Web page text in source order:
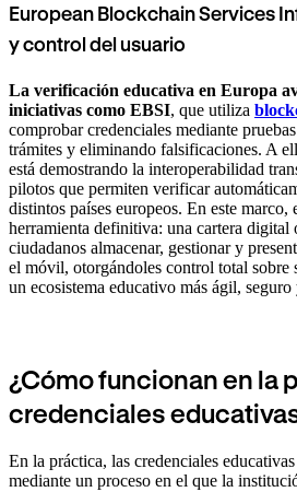
European Blockchain Services
y control del usuario
La verificación educativa en Europa
iniciativas como EBSI, que utiliza
comprobar credenciales mediante
trámites y eliminando falsificaciones. A
está demostrando la interoperabilidad
pilotos que permiten verificar
distintos países europeos. En este
herramienta definitiva: una cartera
ciudadanos almacenar, gestionar y
el móvil, otorgándoles control total sobre
un ecosistema educativo más ágil,
¿Cómo funcionan en la
credenciales
En la práctica, las credenciales
mediante un proceso en el que la